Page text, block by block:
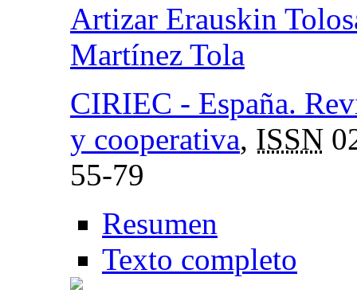
Artizar Erauskin
Martínez Tola
CIRIEC - España.
y cooperativa, ISSN
55-79
Resumen
Texto completo